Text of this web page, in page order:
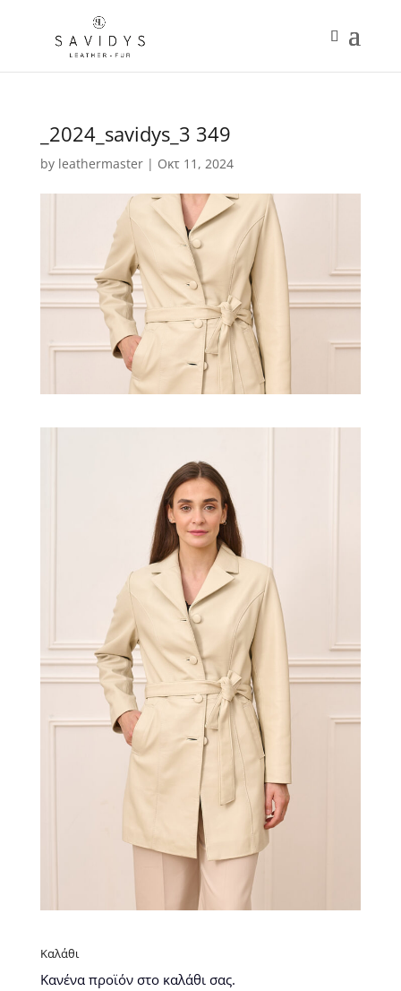
_2024_savidys_3 349
by leathermaster| Οκτ 11, 2024
Καλάθι
Κανένα προϊόν στο καλάθι σας.